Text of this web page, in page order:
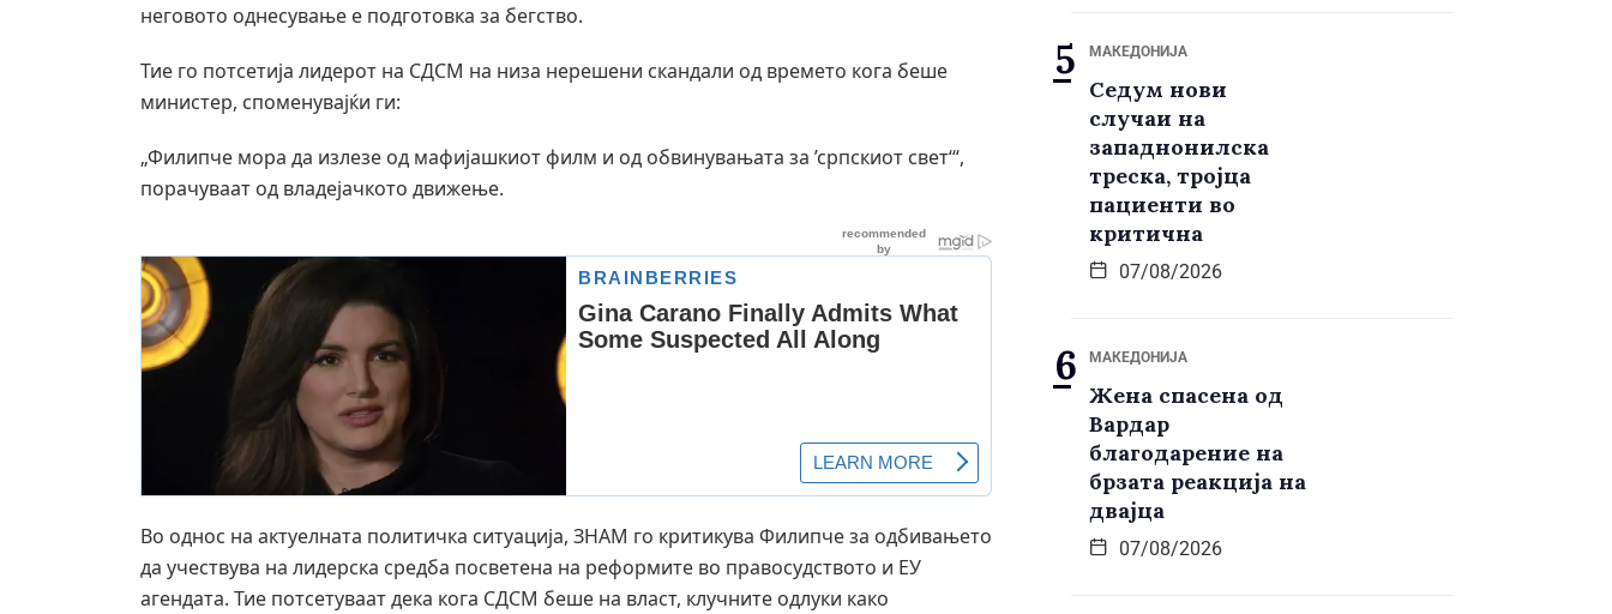
неговото однесување е подготовка за бегство.
Тие го потсетија лидерот на СДСМ на низа нерешени скандали од времето кога беше
министер, споменувајќи ги:
„Филипче мора да излезе од мафијашкиот филм и од обвинувањата за ’српскиот свет‘“,
порачуваат од владејачкото движење.
Во однос на актуелната политичка ситуација, ЗНАМ го критикува Филипче за одбивањето
да учествува на лидерска средба посветена на реформите во правосудството и ЕУ
агендата. Тие потсетуваат дека кога СДСМ беше на власт, клучните одлуки како
МАКЕДОНИЈА
Седум нови
случаи на
западнонилска
треска, тројца
пациенти во
критична
07/08/2026
МАКЕДОНИЈА
Жена спасена од
Вардар
благодарение на
брзата реакција на
двајца
07/08/2026